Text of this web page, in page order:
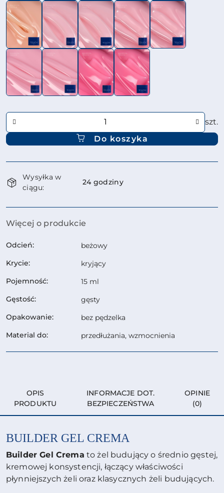
Ilość
szt.
Do koszyka
i
dostawa
Wysyłka w
ciągu:
24 godziny
Więcej o produkcie
Odcień:
beżowy
Krycie:
kryjący
Pojemność:
15 ml
Gęstość:
gęsty
Opakowanie:
bez pędzelka
Material do:
przedłużania, wzmocnienia
OPIS
PRODUKTU
INFORMACJE DOT.
BEZPIECZEŃSTWA
OPINIE
(0)
BUILDER GEL CREMA
Builder Gel Crema to żel budujący o średnio gęstej,
kremowej konsystencji, łączący właściwości
płynniejszych żeli oraz klasycznych żeli budujących.